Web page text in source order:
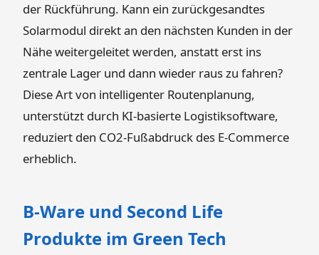
der Rückführung. Kann ein zurückgesandtes
Solarmodul direkt an den nächsten Kunden in der
Nähe weitergeleitet werden, anstatt erst ins
zentrale Lager und dann wieder raus zu fahren?
Diese Art von intelligenter Routenplanung,
unterstützt durch KI-basierte Logistiksoftware,
reduziert den CO2-Fußabdruck des E-Commerce
erheblich.
B-Ware und Second Life
Produkte im Green Tech